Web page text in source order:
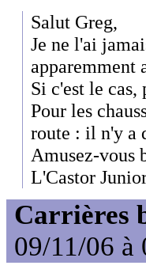
Salut Greg,
Je ne l'ai
apparemment
Si c'est le
Pour les
route : il n'y a
Amusez-vous
L'Castor
Carrières
09/11/06 à